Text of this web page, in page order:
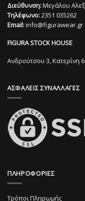
Οι
επιλογές
μπορούν
του
Διεύθυνση:Μεγάλου
Τηλέφωνο:2351 035262
Email:info@figurawear.gr
FIGURA STOCK HOUSE
Ανδρούτσου 3, Κατερίνη
ΑΣΦΑΛΕΙΣ ΣΥΝΑΛΛΑΓΕΣ
ΠΛΗΡΟΦΟΡΙΕΣ
Τρόποι Πληρωμής